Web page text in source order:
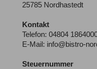
25785 Nordhastedt
Kontakt
Telefon: 04804
E-Mail: info@bistro-
Steuernummer